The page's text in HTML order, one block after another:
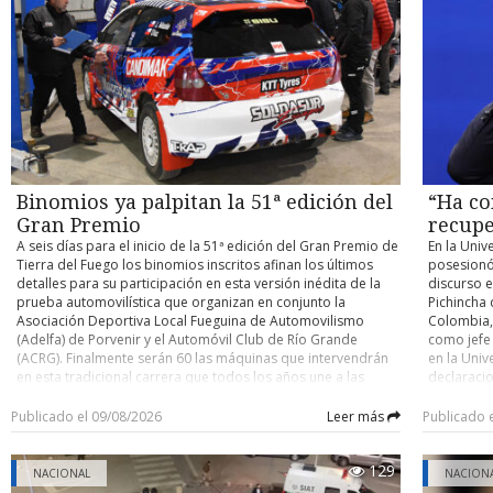
atribuido a Irán. Con información de Infobae
accidente y determinar eventuales responsabilidades. Su
control de detención quedó fijado para este domingo.
el
acceder
cerrado
y
Binomios ya palpitan la 51ª edición del
Gran Premio
A seis días para el inicio de la 51ª edición del Gran Premio de
Tierra del Fuego los binomios inscritos afinan los últimos
detalles para su participación en esta versión inédita de la
prueba automovilística que organizan en conjunto la
Asociación Deportiva Local Fueguina de Automovilismo
(Adelfa) de Porvenir y el Automóvil Club de Río Grande
(ACRG). Finalmente serán 60 las máquinas que intervendrán
en esta tradicional carrera que todos los años une a las
vuelta, con partida y llegada este año en la capital fueguina.
Como es ya conocido, para esta versión los organizadores
determinaron que la carrera se dispute por etapas,
reemplazando lo que se realizaba hasta la edición pasada
que era de bandera a bandera y sin detenciones entremedio
Publicado el 09/08/2026 Leer más
“Ha
En la
discurso
Pichincha
como
en la
nacional”
país. En
Ha
autoridad
Publicado
NACIONAL 129